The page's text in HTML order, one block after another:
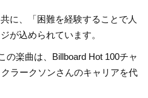
に、「困難を経験することで人
が込められています。
の楽曲は、Billboard Hot 100チャ
ラークソンさんのキャリアを代